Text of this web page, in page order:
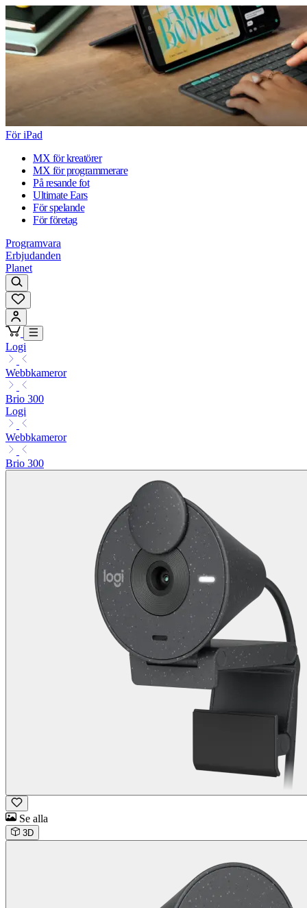
För iPad
MX för kreatörer
MX för programmerare
På resande fot
Ultimate Ears
För spelande
För företag
Programvara
Erbjudanden
Planet
Logi
Webbkameror
Brio 300
Logi
Webbkameror
Brio 300
Se alla
3D